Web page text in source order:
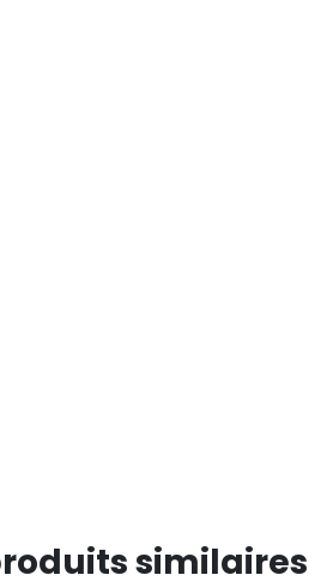
similaires